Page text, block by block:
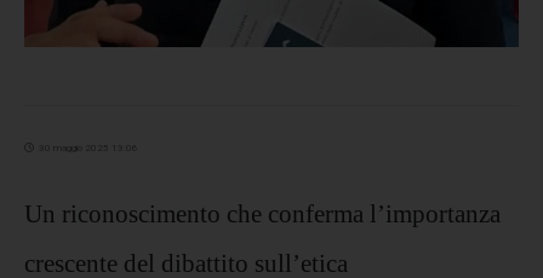
30 maggio 2025 13:06
Un riconoscimento che conferma l’importanza
crescente del dibattito sull’etica